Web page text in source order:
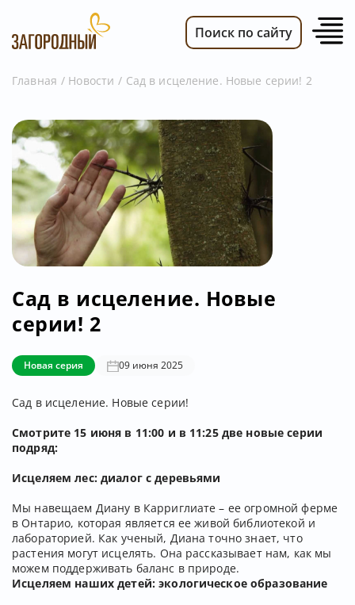
НОВОСТИ
ПЕРЕДАЧИ
ТЕЛЕПРОГРАММА
РЕКЛАМОДАТЕЛЯМ
Поиск по сайту
Главная Новости Сад в исцеление. Новые серии! 2
Новая серия 09 июня 2025
Сад в исцеление. Новые
серии! 2
Сад в исцеление. Новые серии!
Смотрите 15 июня в 11:00 и в 11:25 две новые серии
подряд:
Исцеляем лес: диалог с деревьями
Мы навещаем Диану в Карриглиате – ее огромной ферме
в Онтарио, которая является ее живой библиотекой и
лабораторией. Как ученый, Диана точно знает, что
растения могут исцелять. Она рассказывает нам, как мы
можем поддерживать баланс в природе.
Исцеляем наших детей: экологическое образование